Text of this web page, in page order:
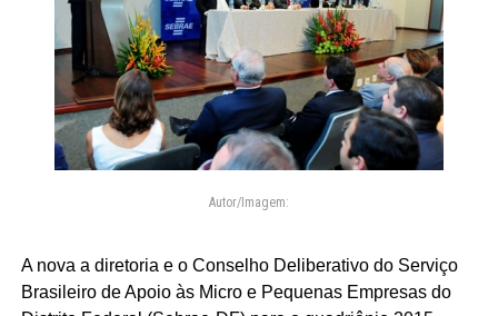
Autor/Imagem:
A nova a diretoria e o Conselho Deliberativo do Serviço
Brasileiro de Apoio às Micro e Pequenas Empresas do